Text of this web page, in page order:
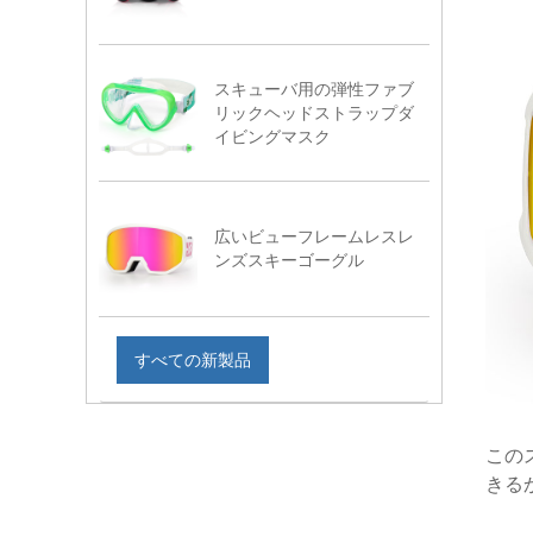
スキューバ用の弾性ファブ
リックヘッドストラップダ
イビングマスク
広いビューフレームレスレ
ンズスキーゴーグル
すべての新製品
この
きる